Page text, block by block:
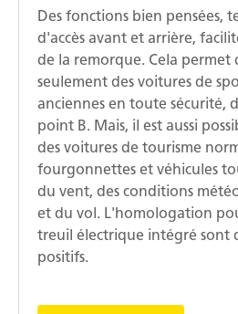
Des fonctions bien pensées,
d'accès avant et arrière,
de la remorque. Cela
seulement des voitures de
anciennes en toute sécurité,
point B. Mais, il est aussi
des voitures de tourisme
fourgonnettes et véhicules
du vent, des conditions
et du vol. L'homologation
treuil électrique intégré sont
positifs.